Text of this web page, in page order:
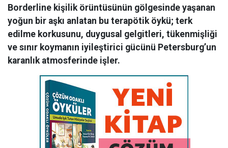
Borderline kişilik örüntüsünün gölgesinde yaşanan
yoğun bir aşkı anlatan bu terapötik öykü; terk
edilme korkusunu, duygusal gelgitleri, tükenmişliği
ve sınır koymanın iyileştirici gücünü Petersburg’un
karanlık atmosferinde işler.